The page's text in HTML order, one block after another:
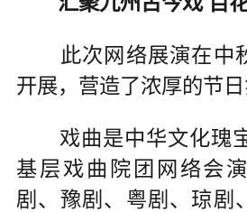
此次网络展演在中
开展，营造了浓厚的节日
戏曲是中华文化瑰宝
基层戏曲院团网络会
剧、豫剧、粤剧、琼剧